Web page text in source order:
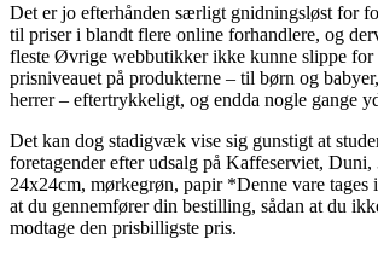
Det er jo efterhånden særligt gnidningsløst for
til priser i blandt flere online forhandlere, og
fleste Øvrige webbutikker ikke kunne slippe for
prisniveauet på produkterne – til børn og
herrer – eftertrykkeligt, og endda nogle gange
Det kan dog stadigvæk vise sig gunstigt at
foretagender efter udsalg på Kaffeserviet,
24x24cm, mørkegrøn, papir *Denne vare
at du gennemfører din bestilling, sådan at du
modtage den prisbilligste pris.